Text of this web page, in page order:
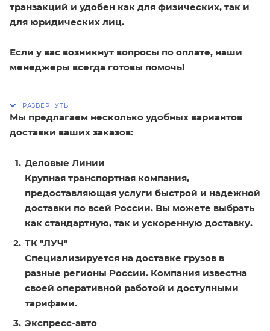
транзакций и удобен как для физических, так и
для юридических лиц.
Если у вас возникнут вопросы по оплате, наши
менеджеры всегда готовы помочь!
Мы предлагаем несколько удобных вариантов
доставки ваших заказов:
Деловые Линии
Крупная транспортная компания,
предоставляющая услуги быстрой и надежной
доставки по всей России. Вы можете выбрать
как стандартную, так и ускоренную доставку.
ТК "ЛУЧ"
Специализируется на доставке грузов в
разные регионы России. Компания известна
своей оперативной работой и доступными
тарифами.
Экспресс-авто